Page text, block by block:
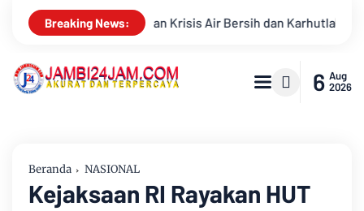
Breaking News:
Karhutla Sungai Batanghari Surut Akibat Kemarau,
6 Aug
2026
Beranda NASIONAL
Kejaksaan RI Rayakan HUT